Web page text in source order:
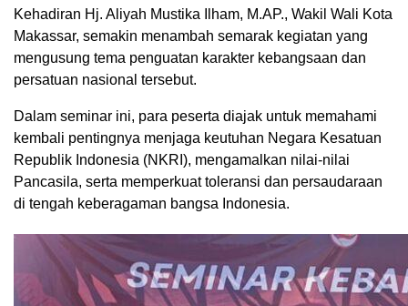
Kehadiran Hj. Aliyah Mustika Ilham, M.AP., Wakil Wali Kota
Makassar, semakin menambah semarak kegiatan yang
mengusung tema penguatan karakter kebangsaan dan
persatuan nasional tersebut.
Dalam seminar ini, para peserta diajak untuk memahami
kembali pentingnya menjaga keutuhan Negara Kesatuan
Republik Indonesia (NKRI), mengamalkan nilai-nilai
Pancasila, serta memperkuat toleransi dan persaudaraan
di tengah keberagaman bangsa Indonesia.